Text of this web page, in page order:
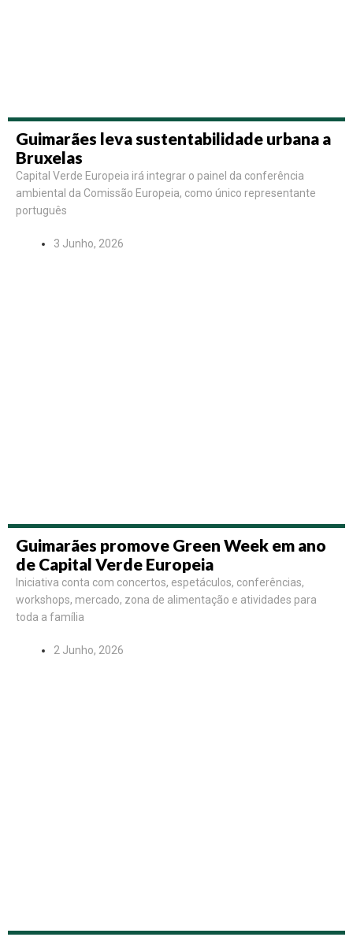
Guimarães leva sustentabilidade urbana a
Bruxelas
Capital Verde Europeia irá integrar o painel da conferência
ambiental da Comissão Europeia, como único representante
português
3 Junho, 2026
Guimarães promove Green Week em ano
de Capital Verde Europeia
Iniciativa conta com concertos, espetáculos, conferências,
workshops, mercado, zona de alimentação e atividades para
toda a família
2 Junho, 2026